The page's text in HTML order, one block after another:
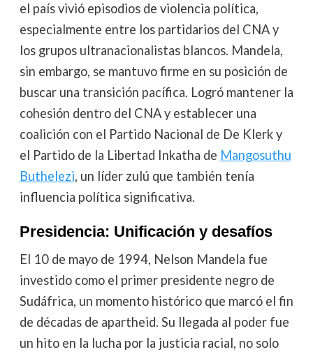
el país vivió episodios de violencia política,
especialmente entre los partidarios del CNA y
los grupos ultranacionalistas blancos. Mandela,
sin embargo, se mantuvo firme en su posición de
buscar una transición pacífica. Logró mantener la
cohesión dentro del CNA y establecer una
coalición con el Partido Nacional de De Klerk y
el Partido de la Libertad Inkatha de Mangosuthu
Buthelezi, un líder zulú que también tenía
influencia política significativa.
Presidencia: Unificación y desafíos
El 10 de mayo de 1994, Nelson Mandela fue
investido como el primer presidente negro de
Sudáfrica, un momento histórico que marcó el fin
de décadas de apartheid. Su llegada al poder fue
un hito en la lucha por la justicia racial, no solo